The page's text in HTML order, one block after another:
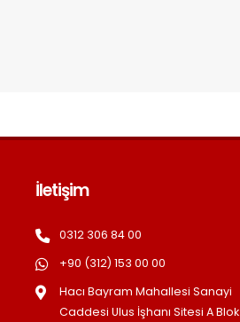
İletişim
0312 306 84 00
+90 (312) 153 00 00
Hacı Bayram Mahallesi Sanayi
Caddesi Ulus İşhanı Sitesi A Blok